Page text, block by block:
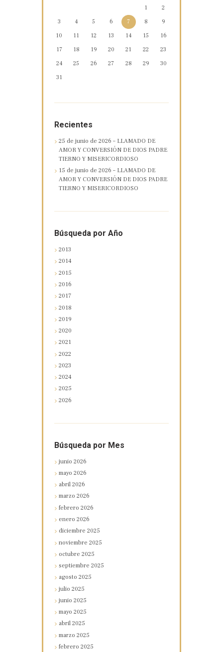
1
2
3
4 5 6 7 8
9
10
11 12 13 14 15
16
17
18 19 20 21 22
23
24
25 26 27 28 29
30
31
Recientes
25 de junio de 2026 – LLAMADO DE
AMOR Y CONVERSIÓN DE DIOS PADRE
TIERNO Y MISERICORDIOSO
15 de junio de 2026 – LLAMADO DE
AMOR Y CONVERSIÓN DE DIOS PADRE
TIERNO Y MISERICORDIOSO
Búsqueda por Año
2013
2014
2015
2016
2017
2018
2019
2020
2021
2022
2023
2024
2025
2026
Búsqueda por Mes
junio2026
mayo2026
abril2026
marzo2026
febrero2026
enero2026
diciembre2025
noviembre2025
octubre2025
septiembre2025
agosto2025
julio2025
junio2025
mayo2025
abril2025
marzo2025
febrero2025